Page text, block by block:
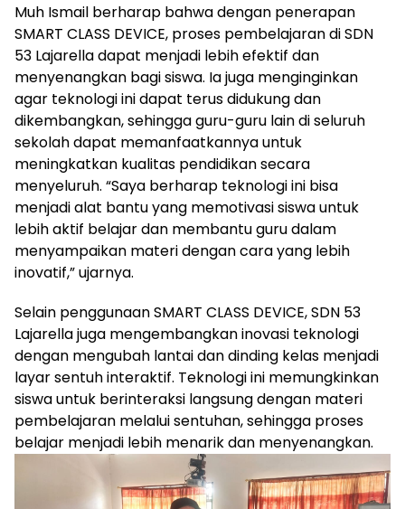
Muh Ismail berharap bahwa dengan penerapan
SMART CLASS DEVICE, proses pembelajaran di SDN
53 Lajarella dapat menjadi lebih efektif dan
menyenangkan bagi siswa. Ia juga menginginkan
agar teknologi ini dapat terus didukung dan
dikembangkan, sehingga guru-guru lain di seluruh
sekolah dapat memanfaatkannya untuk
meningkatkan kualitas pendidikan secara
menyeluruh. “Saya berharap teknologi ini bisa
menjadi alat bantu yang memotivasi siswa untuk
lebih aktif belajar dan membantu guru dalam
menyampaikan materi dengan cara yang lebih
inovatif,” ujarnya.
Selain penggunaan SMART CLASS DEVICE, SDN 53
Lajarella juga mengembangkan inovasi teknologi
dengan mengubah lantai dan dinding kelas menjadi
layar sentuh interaktif. Teknologi ini memungkinkan
siswa untuk berinteraksi langsung dengan materi
pembelajaran melalui sentuhan, sehingga proses
belajar menjadi lebih menarik dan menyenangkan.